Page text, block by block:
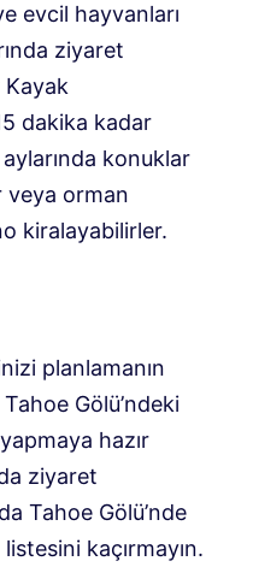
evcil hayvanları
ziyaret
Kayak
dakika kadar
konuklar
veya orman
kiralayabilirler.
planlamanın
Gölü’ndeki
hazır
ziyaret
Tahoe Gölü’nde
kaçırmayın.